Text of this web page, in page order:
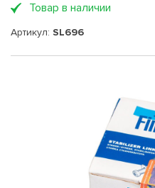
Товар в наличии
Артикул: SL696